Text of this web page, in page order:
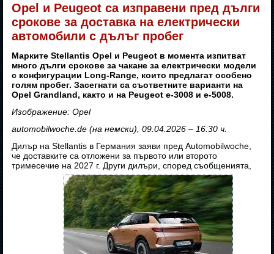
Opel и Peugeot са изправени пред дълги
срокове за доставка на електрически
автомобили с дълъг пробег
Марките Stellantis Opel и Peugeot в момента изпитват
много дълги срокове за чакане за електрически модели
с конфигурации Long-Range, които предлагат особено
голям пробег. Засегнати са съответните варианти на
Opel Grandland, както и на Peugeot e-3008 и e-5008.
Изображение: Opel
automobilwoche.de (на немски), 09.04.2026 – 16:30 ч.
Дилър на Stellantis в Германия заяви пред Automobilwoche,
че доставките са отложени за първото или второто
тримесечие на 2027 г. Други дилъри, според съобщенията,